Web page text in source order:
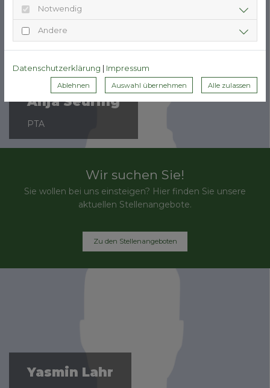
Anja Seuring
PTA
Wir suchen Sie!
Sie wollen bei uns einsteigen? Hier finden Sie unsere
aktuellen Stellenangebote.
Zu den Stellenangeboten
Yasmin Lahr
Notwendig
Andere
Datenschutzerklärung | Impressum
Ablehnen Auswahl übernehmen Alle zulassen